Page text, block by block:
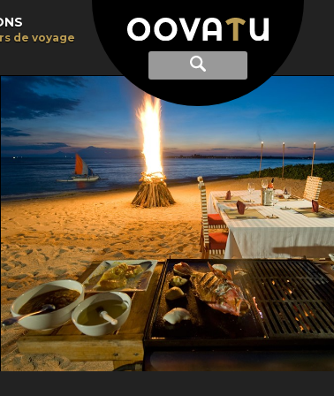
Afficher
recherche
Recherche
de voyage